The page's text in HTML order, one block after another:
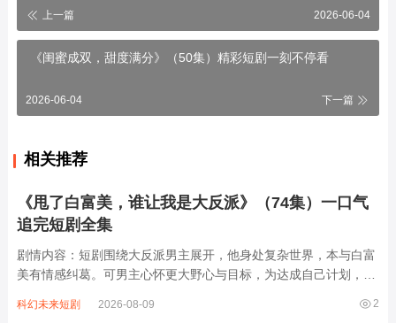
上一篇 2026-06-04
《闺蜜成双，甜度满分》（50集）精彩短剧一刻不停看
2026-06-04 下一篇
相关推荐
《甩了白富美，谁让我是大反派》（74集）一口气
追完短剧全集
剧情内容：短剧围绕大反派男主展开，他身处复杂世界，本与白富
美有情感纠葛。可男主心怀更大野心与目标，为达成自己计划，不
势力间周旋，不断制造冲突与危机，掀起阵阵波澜。在74集剧情
2
科幻未来短剧 2026-08-09